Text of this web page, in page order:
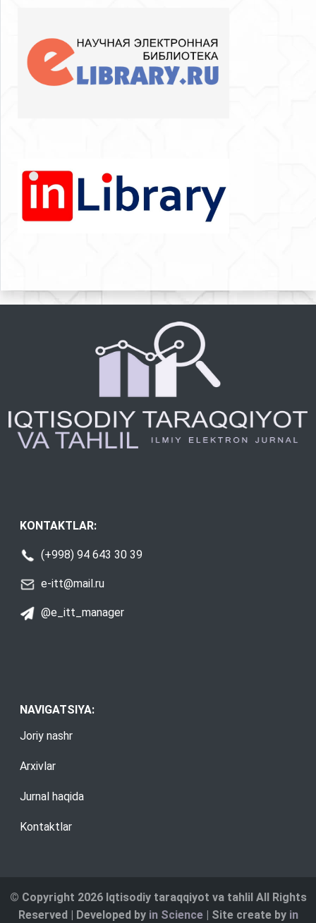
KONTAKTLAR:
(+998) 94 643 30 39
e-itt@mail.ru
@e_itt_manager
NAVIGATSIYA:
Joriy nashr
Arxivlar
Jurnal haqida
Kontaktlar
© Copyright 2026 Iqtisodiy taraqqiyot va tahlil All Rights
Reserved | Developed by in Science| Site create by in